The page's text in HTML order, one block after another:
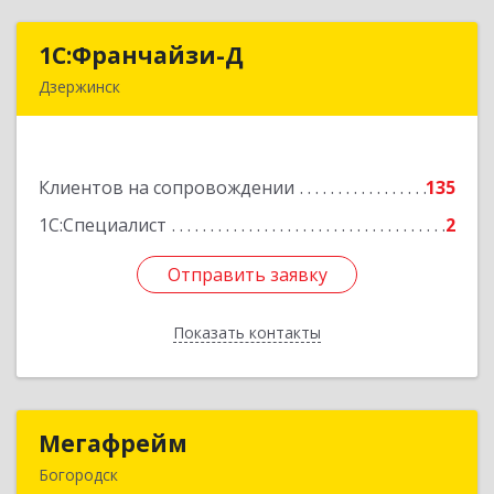
1С:Франчайзи-Д
Дзержинск
Клиентов на сопровождении
135
1С:Специалист
2
Отправить заявку
Показать контакты
Подробнее
Отправить заявку
Назад
Мегафрейм
Богородск